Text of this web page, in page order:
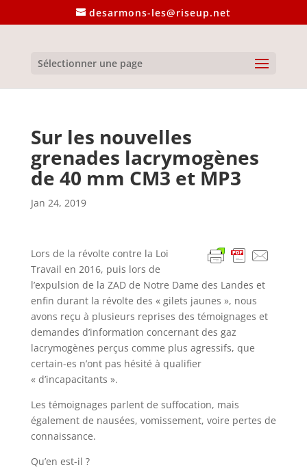
desarmons-les@riseup.net
Sélectionner une page
Sur les nouvelles
grenades lacrymogènes
de 40 mm CM3 et MP3
Jan 24, 2019
Lors de la révolte contre la Loi
Travail en 2016, puis lors de
l’expulsion de la ZAD de Notre Dame des Landes et
enfin durant la révolte des « gilets jaunes », nous
avons reçu à plusieurs reprises des témoignages et
demandes d’information concernant des gaz
lacrymogènes perçus comme plus agressifs, que
certain-es n’ont pas hésité à qualifier
« d’incapacitants ».
Les témoignages parlent de suffocation, mais
également de nausées, vomissement, voire pertes de
connaissance.
Qu’en est-il ?